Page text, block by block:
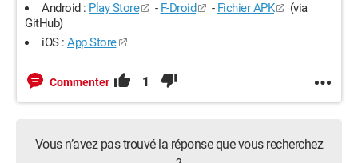
Android : Play Store - F-Droid - Fichier APK
(via
GitHub)
iOS : App Store
Commenter 1
Vous n’avez pas trouvé la réponse que vous recherchez